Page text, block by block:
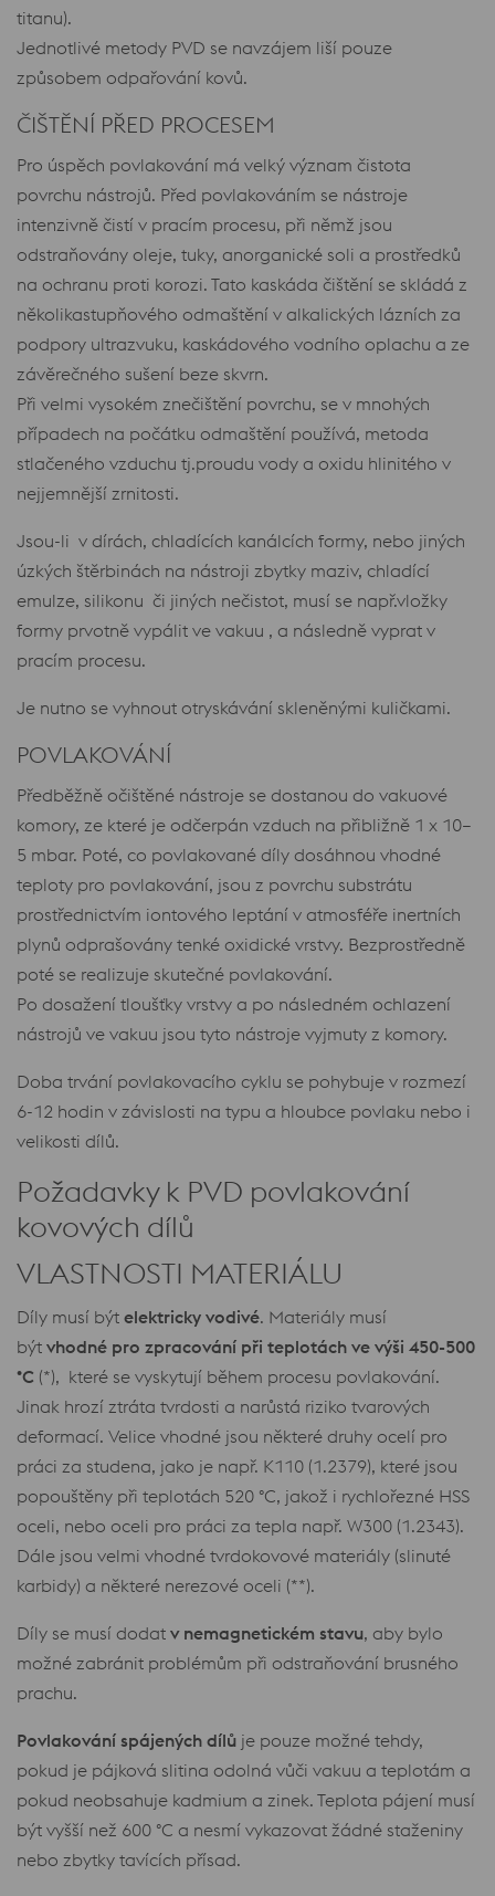
titanu).
Jednotlivé metody PVD se navzájem liší pouze
způsobem odpařování kovů.
ČIŠTĚNÍ PŘED PROCESEM
Pro úspěch povlakování má velký význam čistota
povrchu nástrojů. Před povlakováním se nástroje
intenzivně čistí v pracím procesu, při němž jsou
odstraňovány oleje, tuky, anorganické soli a prostředků
na ochranu proti korozi. Tato kaskáda čištění se skládá z
několikastupňového odmaštění v alkalických lázních za
podpory ultrazvuku, kaskádového vodního oplachu a ze
závěrečného sušení beze skvrn.
Při velmi vysokém znečištění povrchu, se v mnohých
případech na počátku odmaštění používá, metoda
stlačeného vzduchu tj.proudu vody a oxidu hlinitého v
nejjemnější zrnitosti.
Jsou-li v dírách, chladících kanálcích formy, nebo jiných
úzkých štěrbinách na nástroji zbytky maziv, chladící
emulze, silikonu či jiných nečistot, musí se např.vložky
formy prvotně vypálit ve vakuu , a následně vyprat v
pracím procesu.
Je nutno se vyhnout otryskávání skleněnými kuličkami.
POVLAKOVÁNÍ
Předběžně očištěné nástroje se dostanou do vakuové
komory, ze které je odčerpán vzduch na přibližně 1 x 10–
5 mbar. Poté, co povlakované díly dosáhnou vhodné
teploty pro povlakování, jsou z povrchu substrátu
prostřednictvím iontového leptání v atmosféře inertních
plynů odprašovány tenké oxidické vrstvy. Bezprostředně
poté se realizuje skutečné povlakování.
Po dosažení tloušťky vrstvy a po následném ochlazení
nástrojů ve vakuu jsou tyto nástroje vyjmuty z komory.
Doba trvání povlakovacího cyklu se pohybuje v rozmezí
6-12 hodin v závislosti na typu a hloubce povlaku nebo i
velikosti dílů.
Požadavky k PVD povlakování
kovových dílů
VLASTNOSTI MATERIÁLU
Díly musí být elektricky vodivé. Materiály musí
být vhodné pro zpracování při teplotách ve výši 450-500
°C (*), které se vyskytují během procesu povlakování.
Jinak hrozí ztráta tvrdosti a narůstá riziko tvarových
deformací. Velice vhodné jsou některé druhy ocelí pro
práci za studena, jako je např. K110 (1.2379), které jsou
popouštěny při teplotách 520 °C, jakož i rychlořezné HSS
oceli, nebo oceli pro práci za tepla např. W300 (1.2343).
Dále jsou velmi vhodné tvrdokovové materiály (slinuté
karbidy) a některé nerezové oceli (**).
Díly se musí dodat v nemagnetickém stavu, aby bylo
možné zabránit problémům při odstraňování brusného
prachu.
Povlakování spájených dílů je pouze možné tehdy,
pokud je pájková slitina odolná vůči vakuu a teplotám a
pokud neobsahuje kadmium a zinek. Teplota pájení musí
být vyšší než 600 °C a nesmí vykazovat žádné staženiny
nebo zbytky tavících přísad.